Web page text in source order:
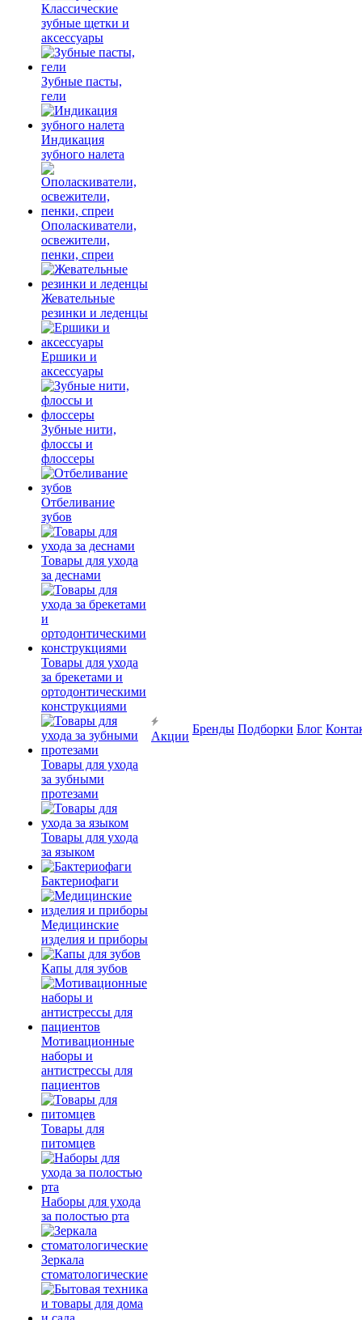
Классические
зубные щетки и
аксессуары
Зубные пасты,
гели
Индикация
зубного налета
Ополаскиватели,
освежители,
пенки, спреи
Жевательные
резинки и леденцы
Ершики и
аксессуары
Зубные нити,
флоссы и
флоссеры
Отбеливание
зубов
Товары для ухода
за деснами
Товары для ухода
за брекетами и
ортодонтическими
конструкциями
Товары для ухода
за зубными
протезами
Товары для ухода
за языком
Бактериофаги
Медицинские
изделия и приборы
Капы для зубов
Мотивационные
наборы и
антистрессы для
пациентов
Товары для
питомцев
Наборы для ухода
за полостью рта
Зеркала
стоматологические
Акции
Бренды Подборки Блог